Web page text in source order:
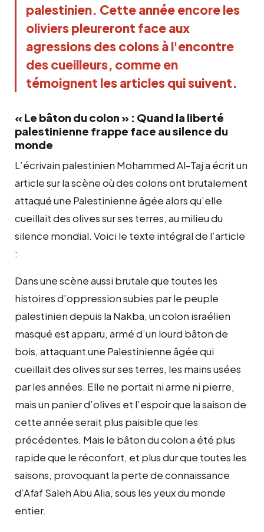
palestinien. Cette année encore les
oliviers pleureront face aux
agressions des colons à l'encontre
des cueilleurs, comme en
témoignent les articles qui suivent.
« Le bâton du colon » : Quand la liberté
palestinienne frappe face au silence du
monde
L’écrivain palestinien Mohammed Al-Taj a écrit un
article sur la scène où des colons ont brutalement
attaqué une Palestinienne âgée alors qu’elle
cueillait des olives sur ses terres, au milieu du
silence mondial. Voici le texte intégral de l’article
:
Dans une scène aussi brutale que toutes les
histoires d’oppression subies par le peuple
palestinien depuis la Nakba, un colon israélien
masqué est apparu, armé d’un lourd bâton de
bois, attaquant une Palestinienne âgée qui
cueillait des olives sur ses terres, les mains usées
par les années. Elle ne portait ni arme ni pierre,
mais un panier d’olives et l’espoir que la saison de
cette année serait plus paisible que les
précédentes. Mais le bâton du colon a été plus
rapide que le réconfort, et plus dur que toutes les
saisons, provoquant la perte de connaissance
d’Afaf Saleh Abu Alia, sous les yeux du monde
entier.